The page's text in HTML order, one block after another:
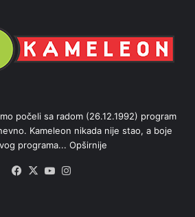
počeli sa radom (26.12.1992) program
Kameleon nikada nije stao, a boje
programa... Opširnije
Facebook
X YouTube